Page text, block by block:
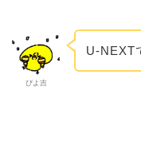
ぴよ吉
U-NEXT